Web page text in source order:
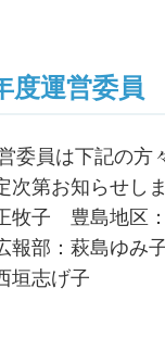
度運営委員
委員は下記の方
次第お知らせしま
牧子 豊島地
部：萩島ゆみ
垣志げ子